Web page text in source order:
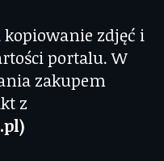
zdjęć i
portalu. W
zakupem
z